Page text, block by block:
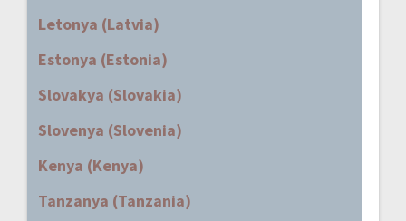
Letonya (Latvia)
Estonya (Estonia)
Slovakya (Slovakia)
Slovenya (Slovenia)
Kenya (Kenya)
Tanzanya (Tanzania)